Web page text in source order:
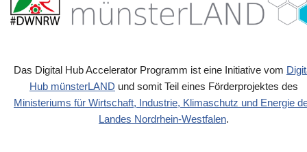
Das Digital Hub Accelerator Programm ist eine Initiative vom
Hub münsterLAND und somit Teil eines Förderprojektes des
Ministeriums für Wirtschaft, Industrie, Klimaschutz und Energie
Landes Nordrhein-Westfalen.